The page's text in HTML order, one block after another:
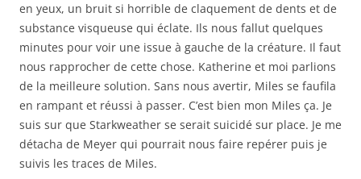
en yeux, un bruit si horrible de claquement de dents et de
substance visqueuse qui éclate. Ils nous fallut quelques
minutes pour voir une issue à gauche de la créature. Il faut
nous rapprocher de cette chose. Katherine et moi parlions
de la meilleure solution. Sans nous avertir, Miles se faufila
en rampant et réussi à passer. C’est bien mon Miles ça. Je
suis sur que Starkweather se serait suicidé sur place. Je me
détacha de Meyer qui pourrait nous faire repérer puis je
suivis les traces de Miles.